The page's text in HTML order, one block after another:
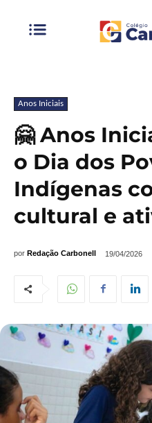
Anos Iniciais
🤗 Anos
o Dia dos
Indígenas
cultural e
por Redação Carbonell 19/04/2026